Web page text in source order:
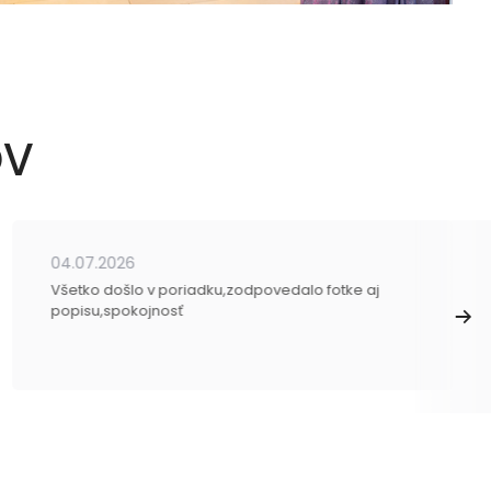
04.07.2026
Všetko došlo v poriadku,zodpovedalo fotke aj
popisu,spokojnosť